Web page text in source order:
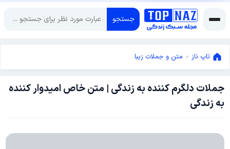
جستجو
تاپ ناز » متن و جملات زیبا
جملات دلگرم کننده به زندگی | متن خاص امیدوار کننده
به زندگی
ژانویه
20,